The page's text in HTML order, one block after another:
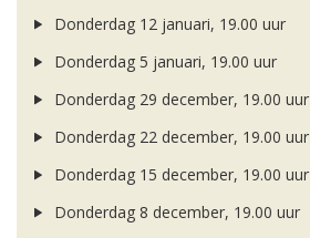
Donderdag 12 januari, 19.00 uur
Donderdag 5 januari, 19.00 uur
Donderdag 29 december, 19.00 uur
Donderdag 22 december, 19.00 uur
Donderdag 15 december, 19.00 uur
Donderdag 8 december, 19.00 uur